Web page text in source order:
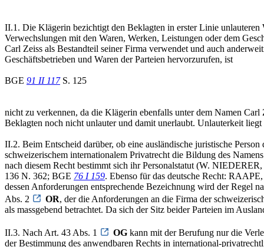
II.1. Die Klägerin bezichtigt den Beklagten in erster Linie
Verwechslungen mit den Waren, Werken, Leistungen oder dem
Carl Zeiss als Bestandteil seiner Firma verwendet und auch
Geschäftsbetrieben und Waren der Parteien hervorzurufen, ist
BGE 91 II 117S. 125
nicht zu verkennen, da die Klägerin ebenfalls unter dem Namen
Beklagten noch nicht unlauter und damit unerlaubt. Unlauterkeit
II.2. Beim Entscheid darüber, ob eine ausländische juristische
schweizerischem internationalem Privatrecht die Bildung des
nach diesem Recht bestimmt sich ihr Personalstatut (W.
136 N. 362; BGE 76 I 159. Ebenso für das deutsche Recht:
dessen Anforderungen entsprechende Bezeichnung wird der Regel
Abs. 2
OR, der die Anforderungen an die Firma der
als massgebend betrachtet. Da sich der Sitz beider Parteien im
II.3. Nach Art. 43 Abs. 1 OG kann mit der Berufung nur die
der Bestimmung des anwendbaren Rechts in international-